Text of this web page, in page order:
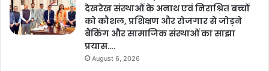
देखरेख संस्थाओं के अनाथ एवं निराश्रित बच्चों
को कौशल, प्रशिक्षण और रोजगार से जोड़ने
बैंकिंग और सामाजिक संस्थाओं का साझा
प्रयास….
August 6, 2026